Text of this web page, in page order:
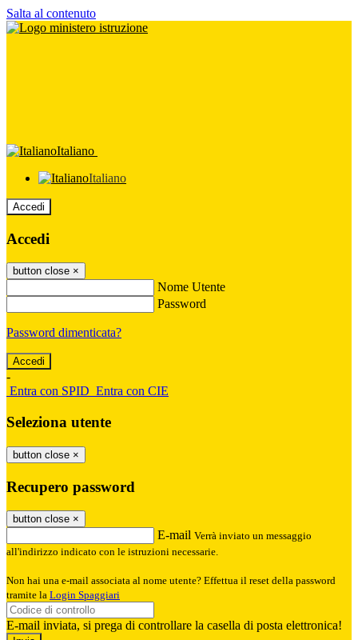
Salta al contenuto
Italiano
Italiano
Accedi
Accedi
button close ×
Nome Utente
Password
Password dimenticata?
-
Entra con SPID Entra con CIE
Seleziona utente
button close ×
Recupero password
button close ×
E-mail Verrà inviato un messaggio
all'indirizzo indicato con le istruzioni necessarie.
Non hai una e-mail associata al nome utente? Effettua il reset della password
tramite la Login Spaggiari
E-mail inviata, si prega di controllare la casella di posta elettronica!